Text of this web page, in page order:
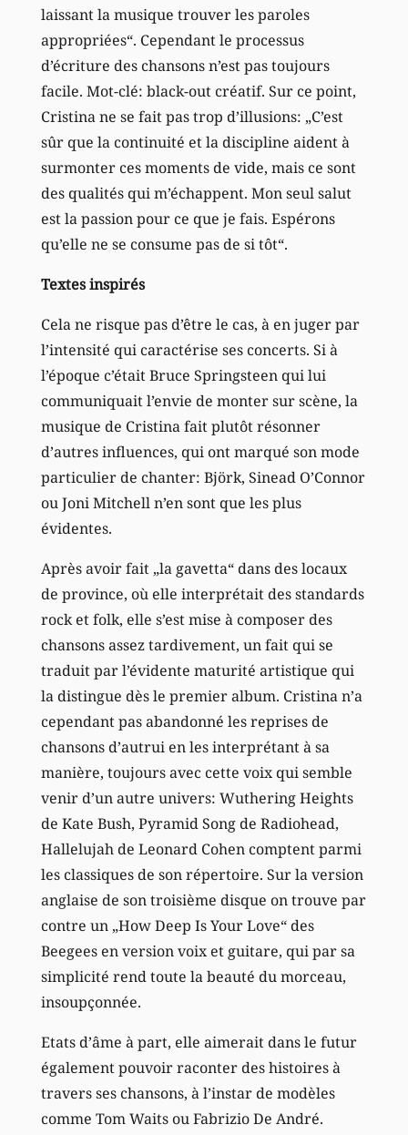
laissant la musique trouver les paroles
appropriées“. Cependant le processus
d’écriture des chansons n’est pas toujours
facile. Mot-clé: black-out créatif. Sur ce point,
Cristina ne se fait pas trop d’illusions: „C’est
sûr que la continuité et la discipline aident à
surmonter ces moments de vide, mais ce sont
des qualités qui m’échappent. Mon seul salut
est la passion pour ce que je fais. Espérons
qu’elle ne se consume pas de si tôt“.
Textes inspirés
Cela ne risque pas d’être le cas, à en juger par
l’intensité qui caractérise ses concerts. Si à
l’époque c’était Bruce Springsteen qui lui
communiquait l’envie de monter sur scène, la
musique de Cristina fait plutôt résonner
d’autres influences, qui ont marqué son mode
particulier de chanter: Björk, Sinead O’Connor
ou Joni Mitchell n’en sont que les plus
évidentes.
Après avoir fait „la gavetta“ dans des locaux
de province, où elle interprétait des standards
rock et folk, elle s’est mise à composer des
chansons assez tardivement, un fait qui se
traduit par l’évidente maturité artistique qui
la distingue dès le premier album. Cristina n’a
cependant pas abandonné les reprises de
chansons d’autrui en les interprétant à sa
manière, toujours avec cette voix qui semble
venir d’un autre univers: Wuthering Heights
de Kate Bush, Pyramid Song de Radiohead,
Hallelujah de Leonard Cohen comptent parmi
les classiques de son répertoire. Sur la version
anglaise de son troisième disque on trouve par
contre un „How Deep Is Your Love“ des
Beegees en version voix et guitare, qui par sa
simplicité rend toute la beauté du morceau,
insoupçonnée.
Etats d’âme à part, elle aimerait dans le futur
également pouvoir raconter des histoires à
travers ses chansons, à l’instar de modèles
comme Tom Waits ou Fabrizio De André.